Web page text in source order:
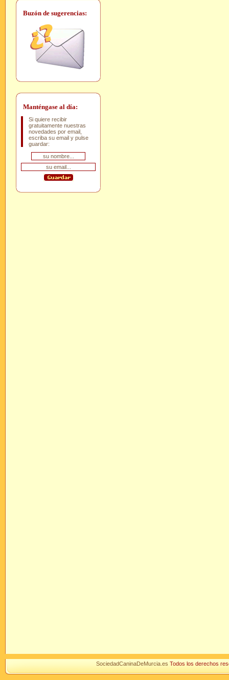
Buzón de sugerencias:
Manténgase al día:
Si quiere recibir
gratuitamente nuestras
novedades por email,
escriba su email y pulse
guardar:
SociedadCaninaDeMurcia.es Todos los derechos